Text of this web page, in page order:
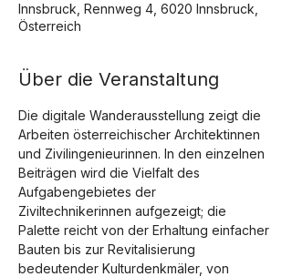
Innsbruck, Rennweg 4, 6020 Innsbruck,
Österreich
Über die Veranstaltung
Die digitale Wanderausstellung zeigt die
Arbeiten österreichischer Architektinnen
und Zivilingenieurinnen. In den einzelnen
Beiträgen wird die Vielfalt des
Aufgabengebietes der
Ziviltechnikerinnen aufgezeigt; die
Palette reicht von der Erhaltung einfacher
Bauten bis zur Revitalisierung
bedeutender Kulturdenkmäler, von